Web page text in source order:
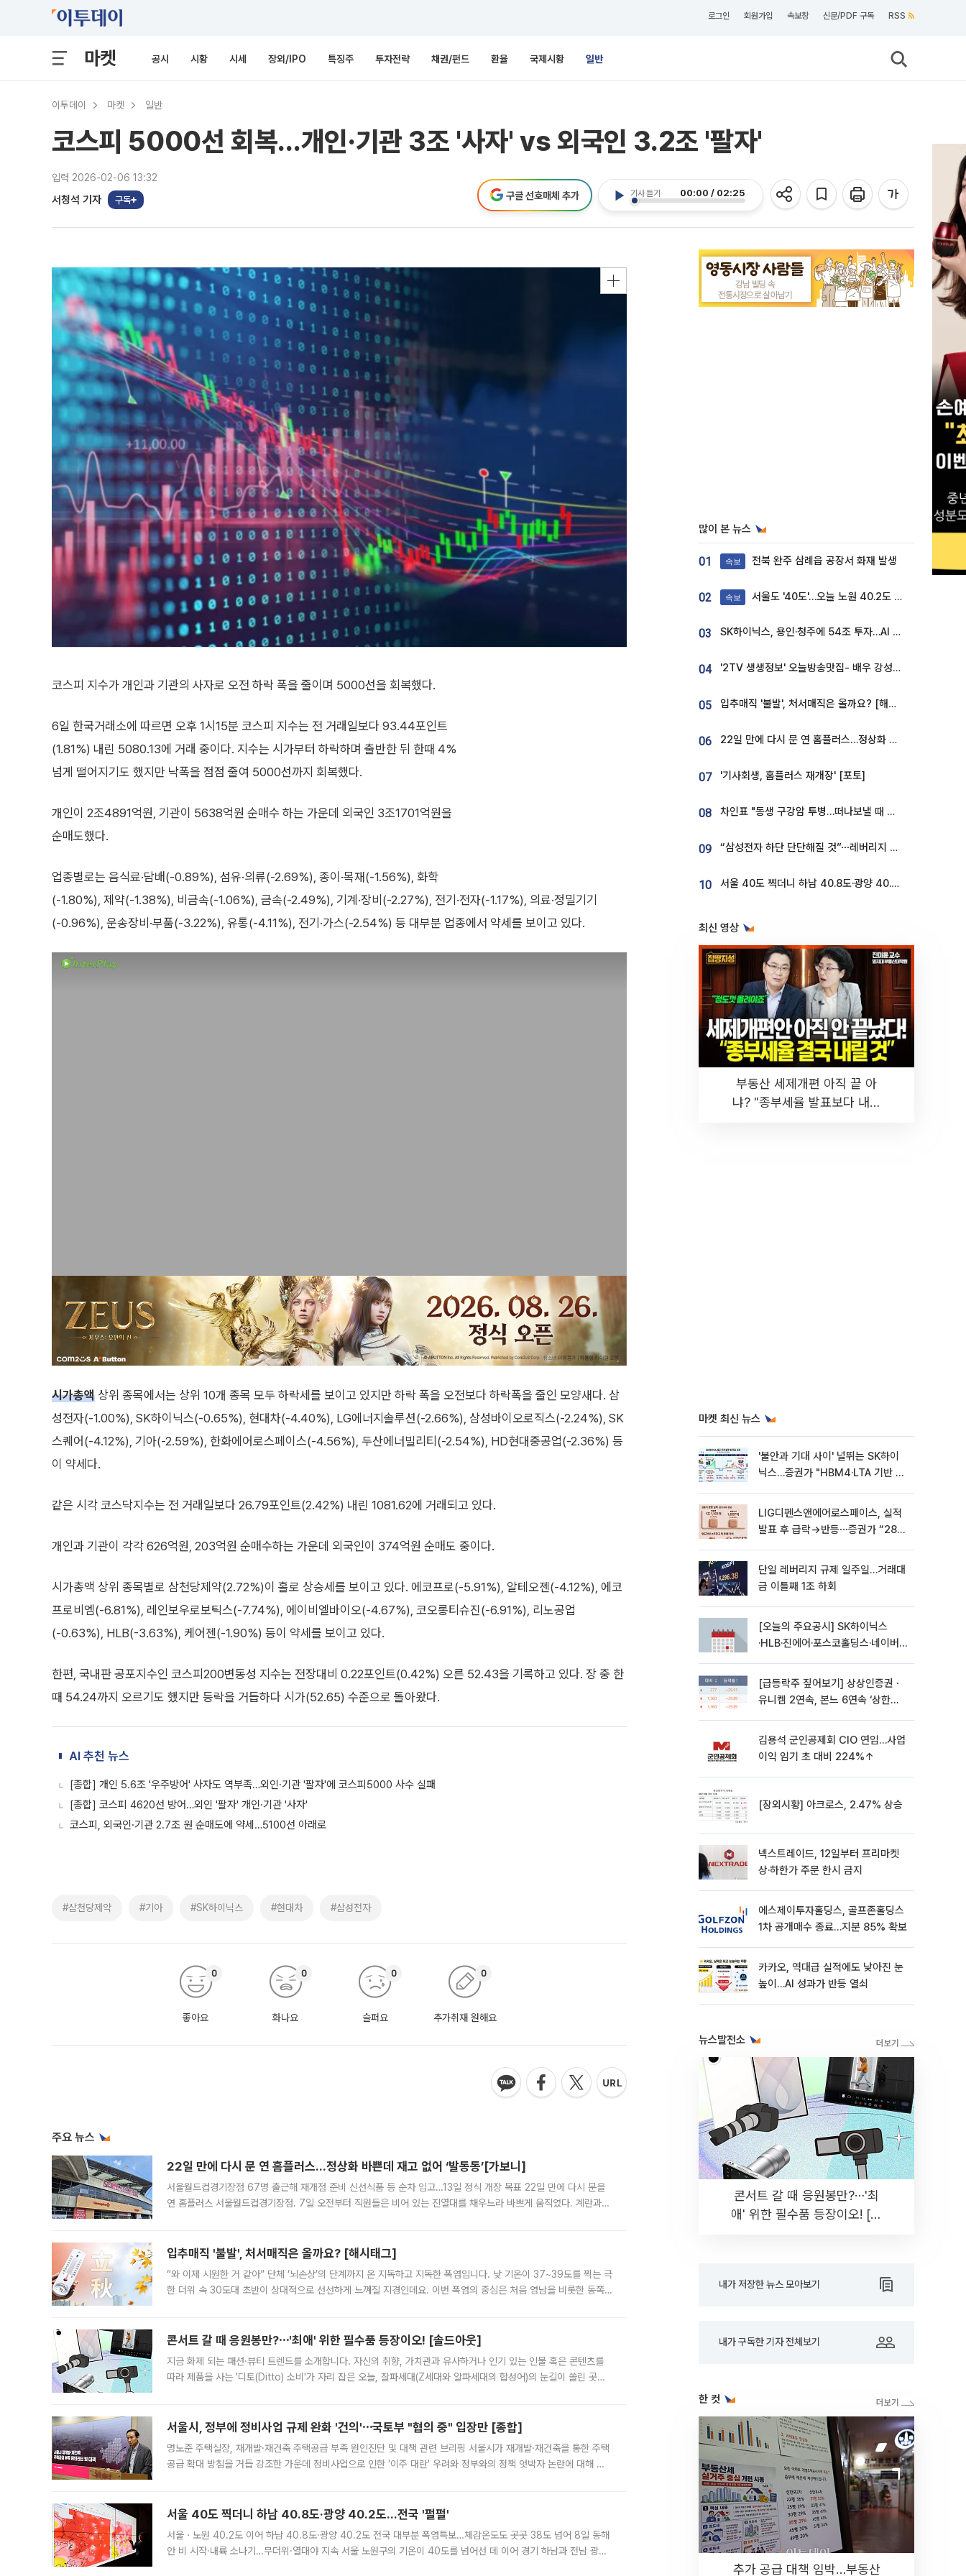
로그인 회원가입 속보창 신문/PDF 구독 RSS
마켓 공시 시황 시세 장외/IPO 특징주 투자전략 채권/펀드 환율 국제시황 일반
이투데이 마켓 일반
코스피 5000선 회복…개인·기관 3조 '사자' vs 외국인 3.2조 '팔자'
입력 2026-02-06 13:32
서청석 기자 구독
기사 듣기 00:00 / 02:25
구글 선호매체 추가
코스피 지수가 개인과 기관의 사자로 오전 하락 폭을 줄이며 5000선을 회복했다.
6일 한국거래소에 따르면 오후 1시15분 코스피 지수는 전 거래일보다 93.44포인트
(1.81%) 내린 5080.13에 거래 중이다. 지수는 시가부터 하락하며 출반한 뒤 한때 4%
넘게 떨어지기도 했지만 낙폭을 점점 줄여 5000선까지 회복했다.
개인이 2조4891억원, 기관이 5638억원 순매수 하는 가운데 외국인 3조1701억원을
순매도했다.
업종별로는 음식료·담배(-0.89%), 섬유·의류(-2.69%), 종이·목재(-1.56%), 화학
(-1.80%), 제약(-1.38%), 비금속(-1.06%), 금속(-2.49%), 기계·장비(-2.27%), 전기·전자(-1.17%), 의료·정밀기기
(-0.96%), 운송장비·부품(-3.22%), 유통(-4.11%), 전기·가스(-2.54%) 등 대부분 업종에서 약세를 보이고 있다.
시가총액 상위 종목에서는 상위 10개 종목 모두 하락세를 보이고 있지만 하락 폭을 오전보다 하락폭을 줄인 모양새다. 삼
성전자(-1.00%), SK하이닉스(-0.65%), 현대차(-4.40%), LG에너지솔루션(-2.66%), 삼성바이오로직스(-2.24%), SK
스퀘어(-4.12%), 기아(-2.59%), 한화에어로스페이스(-4.56%), 두산에너빌리티(-2.54%), HD현대중공업(-2.36%) 등
이 약세다.
같은 시각 코스닥지수는 전 거래일보다 26.79포인트(2.42%) 내린 1081.62에 거래되고 있다.
개인과 기관이 각각 626억원, 203억원 순매수하는 가운데 외국인이 374억원 순매도 중이다.
시가총액 상위 종목별로 삼천당제약(2.72%)이 홀로 상승세를 보이고 있다. 에코프로(-5.91%), 알테오젠(-4.12%), 에코
프로비엠(-6.81%), 레인보우로보틱스(-7.74%), 에이비엘바이오(-4.67%), 코오롱티슈진(-6.91%), 리노공업
(-0.63%), HLB(-3.63%), 케어젠(-1.90%) 등이 약세를 보이고 있다.
한편, 국내판 공포지수인 코스피200변동성 지수는 전장대비 0.22포인트(0.42%) 오른 52.43을 기록하고 있다. 장 중 한
때 54.24까지 오르기도 했지만 등락을 거듭하다 시가(52.65) 수준으로 돌아왔다.
AI 추천 뉴스
[종합] 개인 5.6조 '우주방어' 사자도 역부족…외인·기관 '팔자'에 코스피5000 사수 실패
[종합] 코스피 4620선 방어…외인 '팔자' 개인·기관 '사자'
코스피, 외국인·기관 2.7조 원 순매도에 약세…5100선 아래로
#삼천당제약 #기아 #SK하이닉스 #현대차 #삼성전자
좋아요
0
화나요
0
슬퍼요
0
추가취재 원해요
0
주요 뉴스
22일 만에 다시 문 연 홈플러스…정상화 바쁜데 재고 없어 ‘발동동’[가보니]
서울월드컵경기장점 67명 출근해 재개점 준비 신선식품 등 순차 입고…13일 정식 개장 목표 22일 만에 다시 문을
연 홈플러스 서울월드컵경기장점. 7일 오전부터 직원들은 비어 있는 진열대를 채우느라 바쁘게 움직였다. 계란과
입추매직 '불발', 처서매직은 올까요? [해시태그]
“와 이제 시원한 거 같아” 단체 ‘뇌손상’의 단계까지 온 지독하고 지독한 폭염입니다. 낮 기온이 37~39도를 찍는 극
한 더위 속 30도대 초반이 상대적으로 선선하게 느껴질 지경인데요. 이번 폭염의 중심은 처음 영남을 비롯한 동쪽
콘서트 갈 때 응원봉만?⋯'최애' 위한 필수품 등장이오! [솔드아웃]
지금 화제 되는 패션·뷰티 트렌드를 소개합니다. 자신의 취향, 가치관과 유사하거나 인기 있는 인물 혹은 콘텐츠를
따라 제품을 사는 '디토(Ditto) 소비'가 자리 잡은 오늘, 잘파세대(Z세대와 알파세대의 합성어)의 눈길이 쏠린 곳은
서울시, 정부에 정비사업 규제 완화 '건의'⋯국토부 "협의 중" 입장만 [종합]
명노준 주택실장, 재개발·재건축 주택공급 부족 원인진단 및 대책 관련 브리핑 서울시가 재개발·재건축을 통한 주택
공급 확대 방침을 거듭 강조한 가운데 정비사업으로 인한 '이주 대란' 우려와 정부와의 정책 엇박자 논란에 대해 정
서울 40도 찍더니 하남 40.8도·광양 40.2도…전국 '펄펄'
서울ㆍ노원 40.2도 이어 하남 40.8도·광양 40.2도 전국 대부분 폭염특보…체감온도도 곳곳 38도 넘어 8일 동해
안 비 시작·내륙 소나기…무더위·열대야 지속 서울 노원구의 기온이 40도를 넘어선 데 이어 경기 하남과 전남 광양
많이 본 뉴스
01 속보 전북 완주 삼례읍 공장서 화재 발생
02 속보 서울도 '40도'…오늘 노원 40.2도 기록
03 SK하이닉스, 용인·청주에 54조 투자…AI 메모리 생산기지 키운다
04 '2TV 생생정보' 오늘방송맛집- 배우 강성진 단골! 쌀국수ㆍ푸팟퐁 커리 맛집 '블○○○'
05 입추매직 '불발', 처서매직은 올까요? [해시태그]
06 22일 만에 다시 문 연 홈플러스…정상화 바쁜데 재고 없어 ‘발동동’[가보니]
07 '기사회생, 홈플러스 재개장' [포토]
08 차인표 "동생 구강암 투병…떠나보낼 때 가장 힘들었다”
09 “삼성전자 하단 단단해질 것”⋯레버리지 규제에 쏠림 완화 [찐코노미]
10 서울 40도 찍더니 하남 40.8도·광양 40.2도…전국 '펄펄'
최신 영상
부동산 세제개편 아직 끝 아
냐? "종부세율 발표보다 내릴
마켓 최신 뉴스
'불안과 기대 사이' 널뛰는 SK하이
닉스…증권가 "HBM4·LTA 기반 펀
LIG디펜스앤에어로스페이스, 실적
발표 후 급락→반등⋯증권가 “28년
단일 레버리지 규제 일주일…거래대
금 이틀째 1조 하회
[오늘의 주요공시] SK하이닉스
·HLB·진에어·포스코홀딩스·네이버·
[급등락주 짚어보기] 상상인증권ㆍ
유니켐 2연속, 본느 6연속 ‘상한
김용석 군인공제회 CIO 연임…사업
이익 임기 초 대비 224%↑
[장외시황] 아크로스, 2.47% 상승
넥스트레이드, 12일부터 프리마켓
상·하한가 주문 한시 금지
에스제이투자홀딩스, 골프존홀딩스
1차 공개매수 종료…지분 85% 확보
카카오, 역대급 실적에도 낮아진 눈
높이…AI 성과가 반등 열쇠
뉴스발전소
콘서트 갈 때 응원봉만?⋯'최
애' 위한 필수품 등장이오! [솔
내가 저장한 뉴스 모아보기
내가 구독한 기자 전체보기
한 컷
추가 공급 대책 임박…부동산